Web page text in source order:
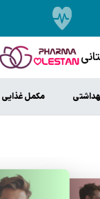
مکمل غذایی